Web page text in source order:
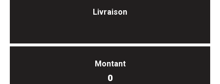
Livraison
Montant
0